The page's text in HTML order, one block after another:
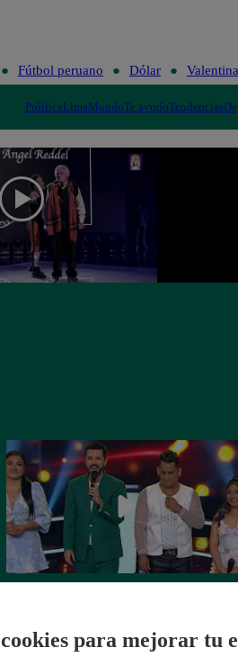
Fútbol peruano Dólar
PolíticaLimaMundoTe ayudoTendencias
2023 – Programa completo
cookies para mejorar tu